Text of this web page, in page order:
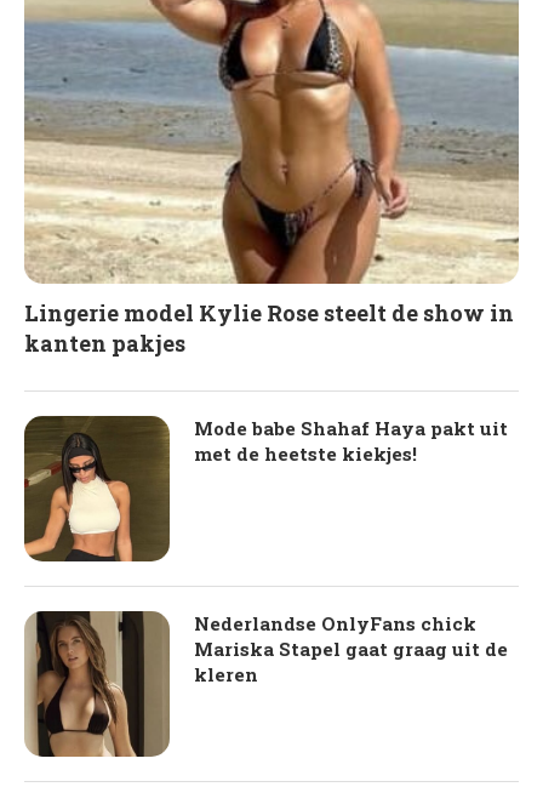
Lingerie model Kylie Rose steelt de show in
kanten pakjes
Mode babe Shahaf Haya pakt uit
met de heetste kiekjes!
Nederlandse OnlyFans chick
Mariska Stapel gaat graag uit de
kleren